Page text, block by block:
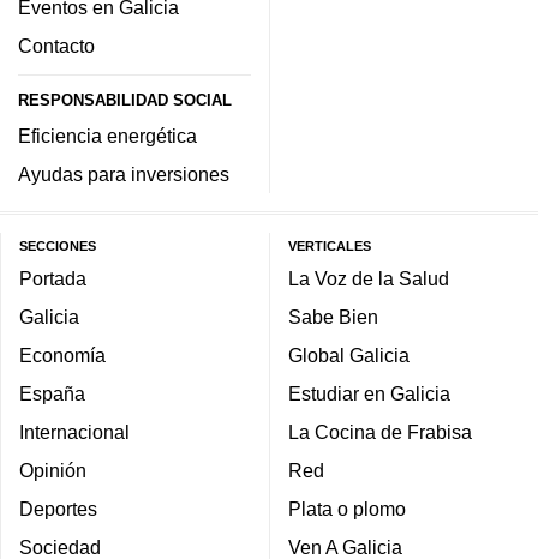
Eventos en Galicia
Contacto
RESPONSABILIDAD SOCIAL
Eficiencia energética
Ayudas para inversiones
SECCIONES
Portada
Galicia
Economía
España
Internacional
Opinión
Deportes
Sociedad
VERTICALES
La Voz de la Salud
Sabe Bien
Global Galicia
Estudiar en Galicia
La Cocina de Frabisa
Red
Plata o plomo
Ven A Galicia